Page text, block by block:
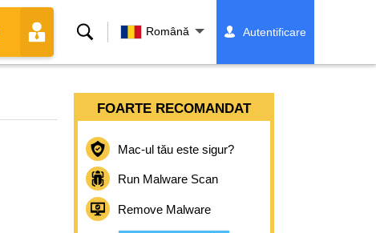
Căutare Română Autentificare
FOARTE RECOMANDAT
Mac-ul tău este sigur?
Run Malware Scan
Remove Malware